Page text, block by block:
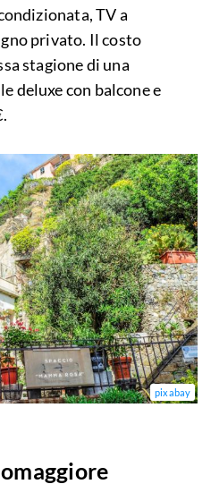
TV a
privato. Il costo
stagione di una
deluxe con balcone e
pixabay